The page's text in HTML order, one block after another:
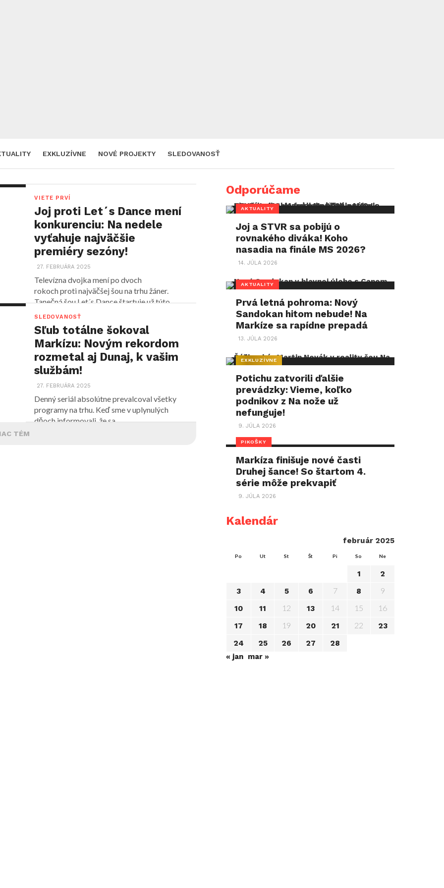
EXKLUZÍVNE NOVÉ PROJEKTY SLEDOVANOSŤ
VIETE PRVÍ
Joj proti Let´s Dance mení
konkurenciu: Na nedele
vyťahuje najväčšie
premiéry sezóny!
27. FEBRUÁRA 2025
Televízna dvojka mení po dvoch
rokoch proti najväčšej šou na trhu žáner.
Tanečná šou Let´s Dance štartuje už túto...
SLEDOVANOSŤ
Sľub totálne šokoval
Markízu: Novým rekordom
rozmetal aj Dunaj, k vašim
službám!
27. FEBRUÁRA 2025
Denný seriál absolútne prevalcoval všetky
programy na trhu. Keď sme v uplynulých
dňoch informovali, že sa...
TÉM
Odporúčame
AKTUALITY
Joj a STVR sa pobijú o
rovnakého diváka! Koho
nasadia na finále MS 2026?
14. JÚLA 2026
AKTUALITY
Prvá letná pohroma: Nový
Sandokan hitom nebude! Na
Markíze sa rapídne prepadá
13. JÚLA 2026
EXKLUZÍVNE
Potichu zatvorili ďalšie
prevádzky: Vieme, koľko
podnikov z Na nože už
nefunguje!
9. JÚLA 2026
PIKOŠKY
Markíza finišuje nové časti
Druhej šance! So štartom 4.
série môže prekvapiť
9. JÚLA 2026
Kalendár
február 2025
Po Ut St Št Pi So Ne
1
2
3
4 5 6 7 8 9
10 11 12 13 14 15 16
17 18 19 20 21 22
23
24
25 26 27
28
« jan mar »